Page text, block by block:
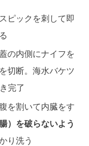
ピックを刺して即
の内側にナイフを
切断。海水バケツ
完了
腹を割いて内臓をす
）を破らないよう
り洗う